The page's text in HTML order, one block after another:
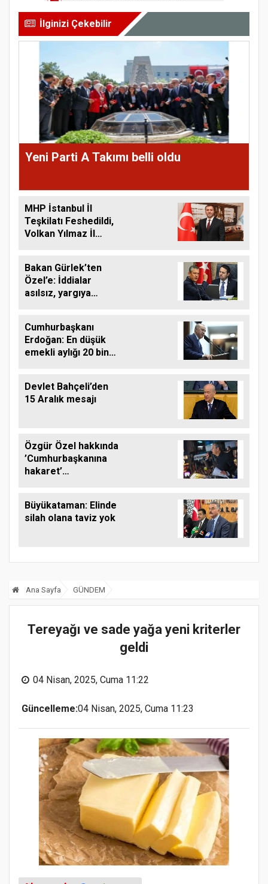
İlginizi Çekebilir
Yeni Parti A Takımı belli oldu
MHP İstanbul İl
Teşkilatı Feshedildi,
Volkan Yılmaz İl
Bakan Gürlek’ten
Özel’e: İddialar
asılsız, yargıya
Cumhurbaşkanı
Erdoğan: En düşük
emekli aylığı 20 bin
dönüşecek
Devlet Bahçeli’den
15 Aralık mesajı
Özgür Özel hakkında
’Cumhurbaşkanına
hakaret’
Büyükataman: Elinde
silah olana taviz yok
Ana Sayfa GÜNDEM
Tereyağı ve sade yağa yeni kriterler
geldi
04 Nisan, 2025, Cuma 11:22
Güncelleme:04 Nisan, 2025, Cuma 11:23